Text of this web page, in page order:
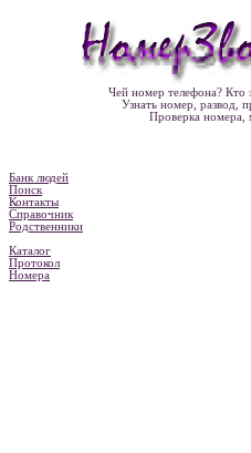
Чей номер телефона? Кто
Узнать номер, развод,
Проверка номера,
Банк людей
Поиск
Контакты
Справочник
Родственники
Каталог
Протокол
Номера